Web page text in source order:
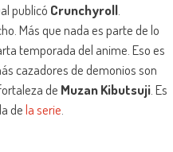
publicó Crunchyroll.
Más que nada es parte de lo
temporada del anime. Eso es
cazadores de demonios son
de Muzan Kibutsuji. Es
dela serie